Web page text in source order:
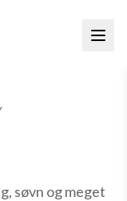
søvn og meget